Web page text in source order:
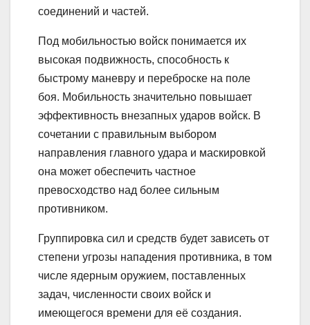
соединений и частей.
Под мобильностью войск понимается их
высокая подвижность, способность к
быстрому маневру и переброске на поле
боя. Мобильность значительно повышает
эффективность внезапных ударов войск. В
сочетании с правильным выбором
направления главного удара и маскировкой
она может обеспечить частное
превосходство над более сильным
противником.
Группировка сил и средств будет зависеть от
степени угрозы нападения противника, в том
числе ядерным оружием, поставленных
задач, численности своих войск и
имеющегося времени для её создания.